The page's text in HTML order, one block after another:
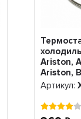
Ariston,
Ariston,
H1107,
Артикул: